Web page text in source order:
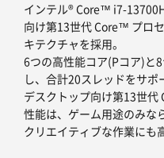
インテル® Core™ i7-
向け第13世代 Core™ プロ
キテクチャを採用。
6つの高性能コア(Pコア)と
し、合計20スレッドをサポ
デスクトップ向け第13世
性能は、ゲーム用途のみな
クリエイティブな作業にも